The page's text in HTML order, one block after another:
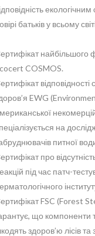
батьків у всьому
найбільшого
COSMOS.
EWG
на
питної
про
під час патч-
FSC (Forest
що компоненти
здоров’ю лісів